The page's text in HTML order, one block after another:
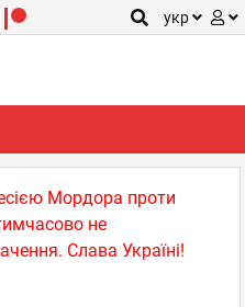
укр
Мордора проти
не
Слава Україні!